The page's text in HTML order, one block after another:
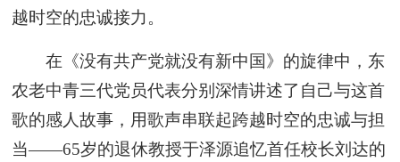
越时空的忠诚接力。
在《没有共产党就没有新中国》的旋律中，东
农老中青三代党员代表分别深情讲述了自己与这首
歌的感人故事，用歌声串联起跨越时空的忠诚与担
当——65岁的退休教授于泽源追忆首任校长刘达的